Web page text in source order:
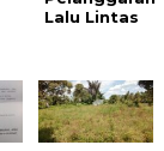
Lalu Lintas